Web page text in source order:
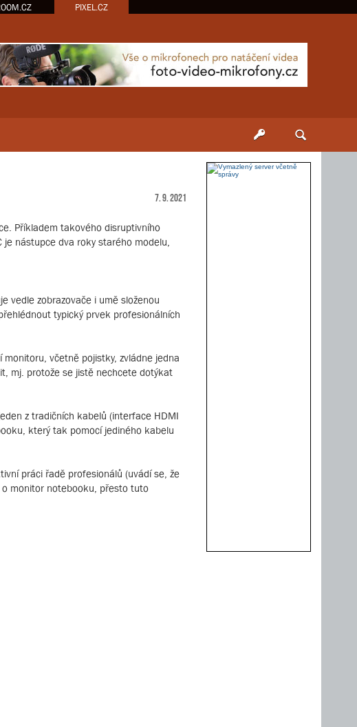
PIXEL.CZ
7. 9. 2021
Příkladem takového disruptivního
nástupce dva roky starého modelu,
vedle zobrazovače i umě složenou
typický prvek profesionálních
včetně pojistky, zvládne jedna
mj. protože se jistě nechcete dotýkat
z tradičních kabelů (interface HDMI
který tak pomocí jediného kabelu
práci řadě profesionálů (uvádí se, že
o monitor notebooku, přesto tuto